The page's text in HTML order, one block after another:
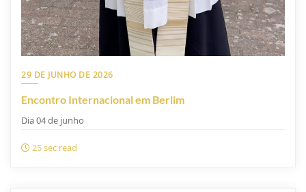
29 DE JUNHO DE 2026
Encontro Internacional em Berlim
Dia 04 de junho
25 sec read